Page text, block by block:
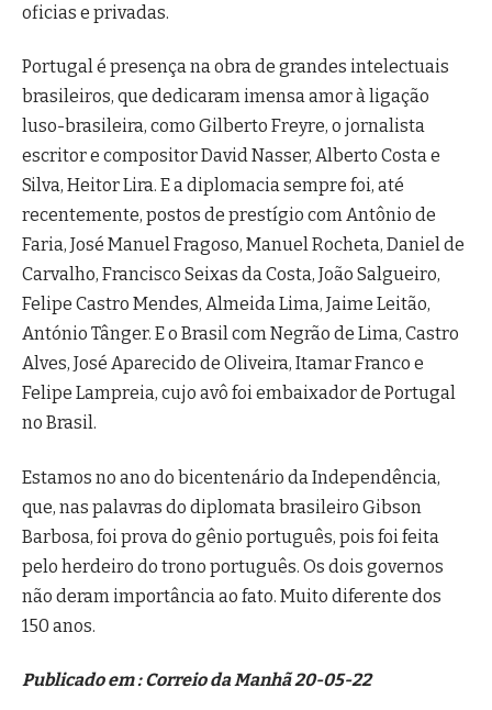
oficias e privadas.
Portugal é presença na obra de grandes intelectuais
brasileiros, que dedicaram imensa amor à ligação
luso-brasileira, como Gilberto Freyre, o jornalista
escritor e compositor David Nasser, Alberto Costa e
Silva, Heitor Lira. E a diplomacia sempre foi, até
recentemente, postos de prestígio com Antônio de
Faria, José Manuel Fragoso, Manuel Rocheta, Daniel de
Carvalho, Francisco Seixas da Costa, João Salgueiro,
Felipe Castro Mendes, Almeida Lima, Jaime Leitão,
António Tânger. E o Brasil com Negrão de Lima, Castro
Alves, José Aparecido de Oliveira, Itamar Franco e
Felipe Lampreia, cujo avô foi embaixador de Portugal
no Brasil.
Estamos no ano do bicentenário da Independência,
que, nas palavras do diplomata brasileiro Gibson
Barbosa, foi prova do gênio português, pois foi feita
pelo herdeiro do trono português. Os dois governos
não deram importância ao fato. Muito diferente dos
150 anos.
Publicado em : Correio da Manhã 20-05-22